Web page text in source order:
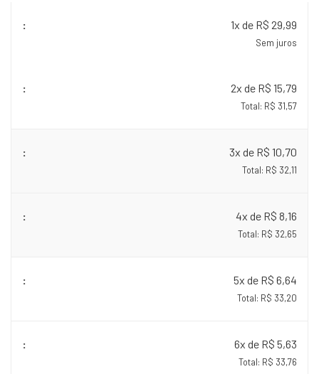
1x de R$ 29,99
Sem juros
2x de R$ 15,79
Total: R$ 31,57
3x de R$ 10,70
Total: R$ 32,11
4x de R$ 8,16
Total: R$ 32,65
5x de R$ 6,64
Total: R$ 33,20
6x de R$ 5,63
Total: R$ 33,76